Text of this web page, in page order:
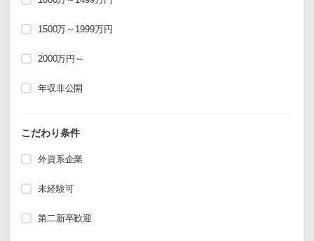
1500万～1999万円
2000万円～
年収非公開
こだわり条件
外資系企業
未経験可
第二新卒歓迎